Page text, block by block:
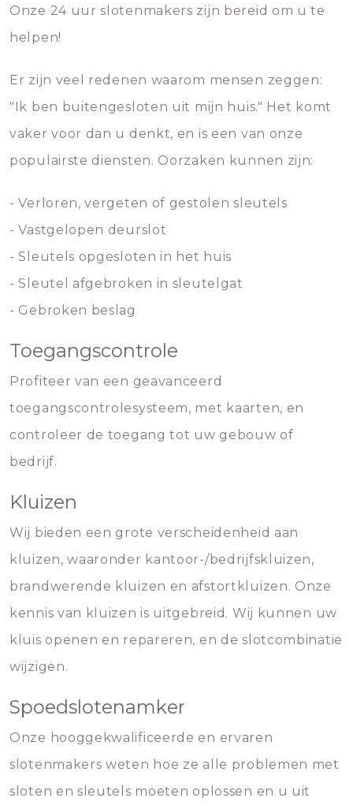
Onze 24 uur slotenmakers zijn bereid om u te
helpen!
Er zijn veel redenen waarom mensen zeggen:
"Ik ben buitengesloten uit mijn huis." Het komt
vaker voor dan u denkt, en is een van onze
populairste diensten. Oorzaken kunnen zijn:
- Verloren, vergeten of gestolen sleutels
- Vastgelopen deurslot
- Sleutels opgesloten in het huis
- Sleutel afgebroken in sleutelgat
- Gebroken beslag
Toegangscontrole
Profiteer van een geavanceerd
toegangscontrolesysteem, met kaarten, en
controleer de toegang tot uw gebouw of
bedrijf.
Kluizen
Wij bieden een grote verscheidenheid aan
kluizen, waaronder kantoor-/bedrijfskluizen,
brandwerende kluizen en afstortkluizen. Onze
kennis van kluizen is uitgebreid. Wij kunnen uw
kluis openen en repareren, en de slotcombinatie
wijzigen.
Spoedslotenamker
Onze hooggekwalificeerde en ervaren
slotenmakers weten hoe ze alle problemen met
sloten en sleutels moeten oplossen en u uit